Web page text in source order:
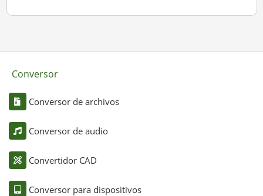
Conversor
Conversor de archivos
Conversor de audio
Convertidor CAD
Conversor para dispositivos